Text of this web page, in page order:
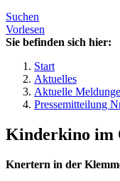
Suchen
Vorlesen
Sie befinden sich hier:
Start
Aktuelles
Aktuelle
Pressemitteilung
Kinderkino im
Knertern in der